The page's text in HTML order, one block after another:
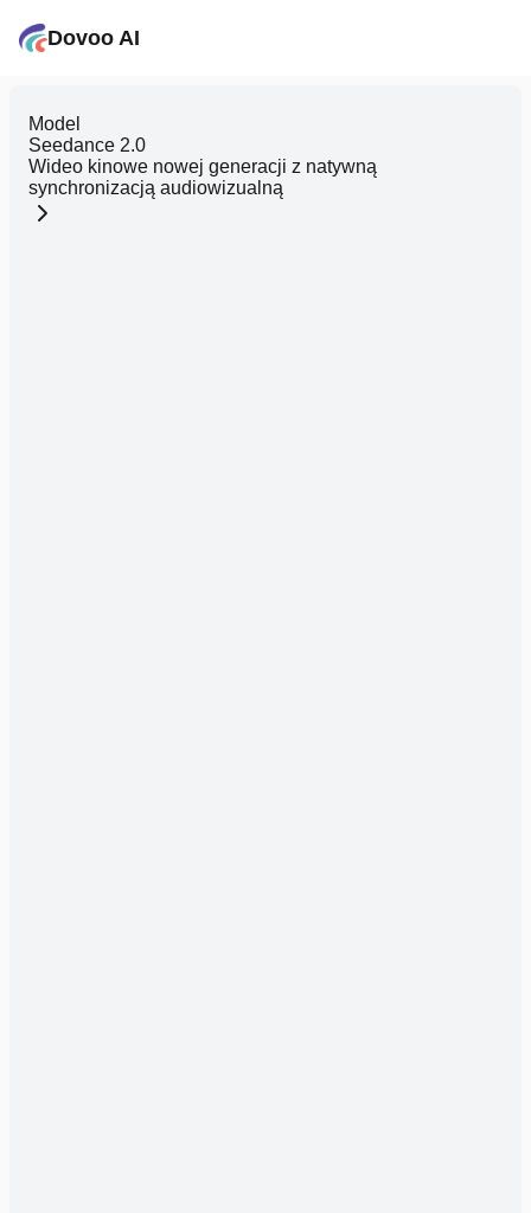
Dovoo AI
Model
Seedance 2.0
Wideo kinowe nowej generacji z natywną
synchronizacją audiowizualną